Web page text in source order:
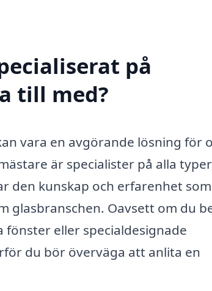
på
till med?
vara en avgörande lösning för
är specialister på alla
den kunskap och erfarenhet
Oavsett om du
eller specialdesignade
du bör överväga att anlita en